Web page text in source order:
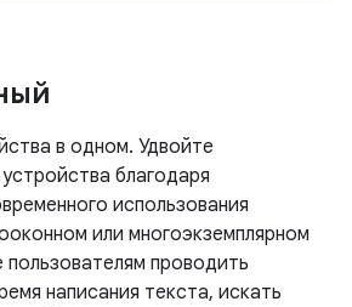
в одном. Удвойте
благодаря
использования
или многоэкземплярном
проводить
написания текста, искать